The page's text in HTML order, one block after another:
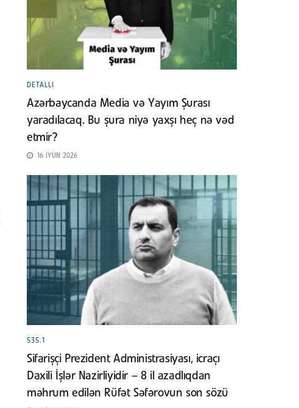
DETALLI
Azərbaycanda Media və Yayım Şurası
yaradılacaq. Bu şura niyə yaxşı heç nə vəd
etmir?
16 İYUN 2026
535.1
Sifarişçi Prezident Administrasiyası, icraçı
Daxili İşlər Nazirliyidir – 8 il azadlıqdan
məhrum edilən Rüfət Səfərovun son sözü